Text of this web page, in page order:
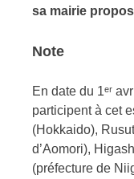
sa mairie
Note
En date du 1ᵉʳ
participent à cet
(Hokkaido),
d’Aomori),
(préfecture de